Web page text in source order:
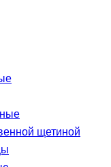
щетиной